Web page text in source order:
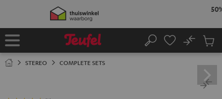
50% verzendkosten besparen met
06D:
Home Zoeken
No
STEREO COMPLETE SETS